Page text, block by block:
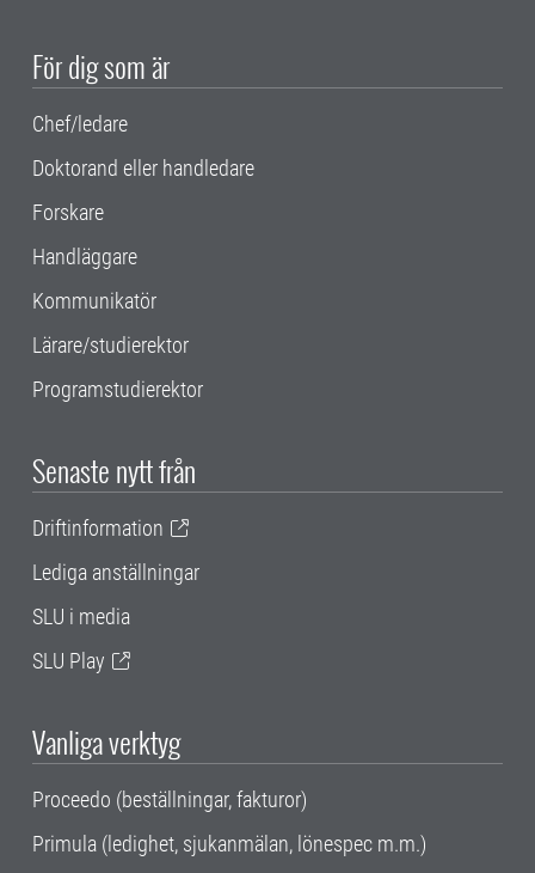
För dig som är
Chef/ledare
Doktorand eller handledare
Forskare
Handläggare
Kommunikatör
Lärare/studierektor
Programstudierektor
Senaste nytt från
Driftinformation
Lediga anställningar
SLU i media
SLU Play
Vanliga verktyg
Proceedo (beställningar, fakturor)
Primula (ledighet, sjukanmälan, lönespec m.m.)